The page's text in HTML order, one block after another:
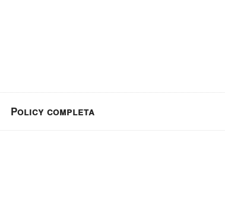
Policy completa